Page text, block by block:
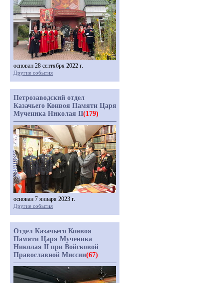
основан 28 сентября 2022 г.
Другие события
Петрозаводский отдел
Казачьего Конвоя Памяти Царя
Мученика Николая II(179)
основан 7 января 2023 г.
Другие события
Отдел Казачьего Конвоя
Памяти Царя Мученика
Николая II при Войсковой
Православной Миссии(67)